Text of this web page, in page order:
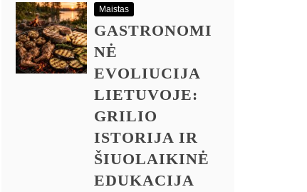
Maistas
GASTRONOMI
NĖ
EVOLIUCIJA
LIETUVOJE:
GRILIO
ISTORIJA IR
ŠIUOLAIKINĖ
EDUKACIJA